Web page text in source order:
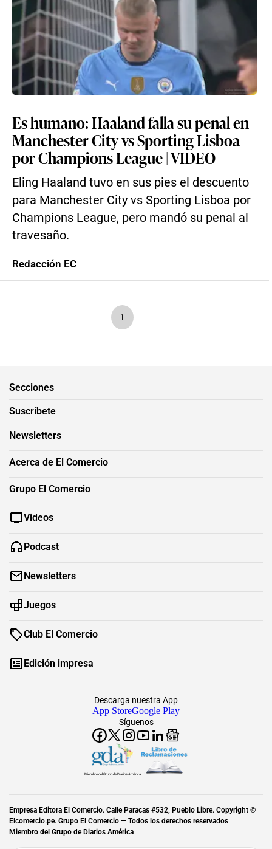
Es humano: Haaland falla su penal en
Manchester City vs Sporting Lisboa
por Champions League | VIDEO
Eling Haaland tuvo en sus pies el descuento
para Manchester City vs Sporting Lisboa por
Champions League, pero mandó su penal al
travesaño.
Redacción EC
1
Secciones
Suscríbete
Newsletters
Acerca de El Comercio
Grupo El Comercio
Videos
Podcast
Newsletters
Juegos
Club El Comercio
Edición impresa
Síguenos
Descarga nuestra App
App StoreGoogle Play
Miembro del Grupo de Diarios América
Empresa Editora El Comercio. Calle Paracas #532, Pueblo Libre. Copyright ©
Elcomercio.pe. Grupo El Comercio — Todos los derechos reservados
Miembro del Grupo de Diarios América